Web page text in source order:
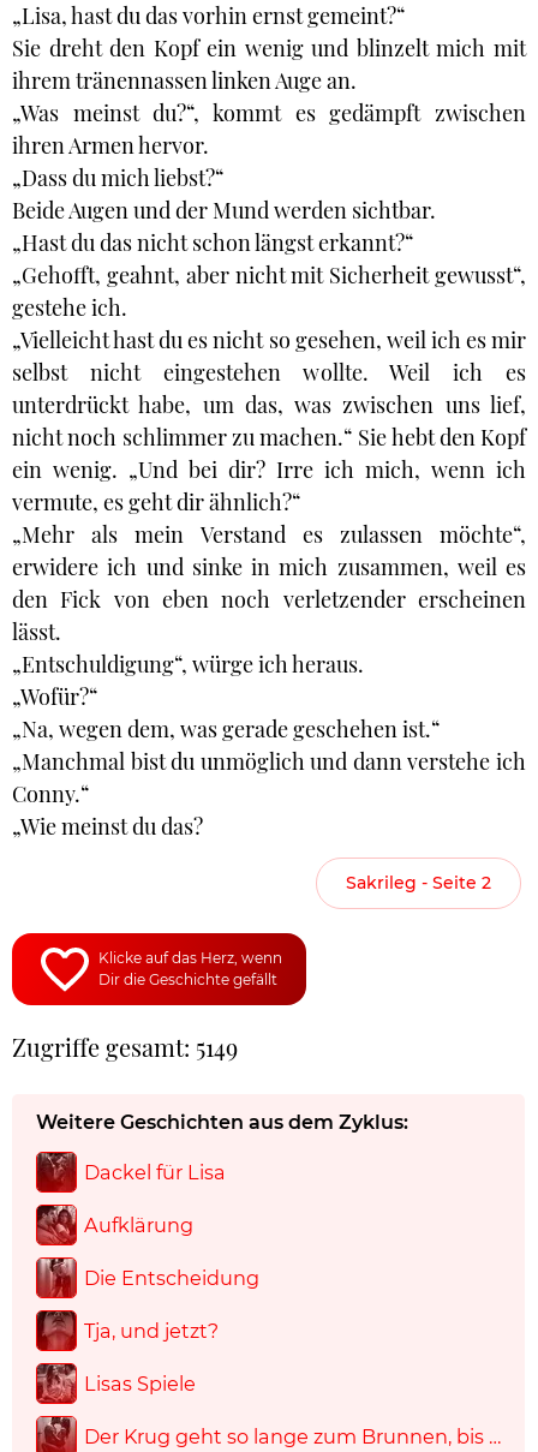
„Lisa, hast du das vorhin ernst gemeint?“
Sie dreht den Kopf ein wenig und blinzelt mich mit
ihrem tränennassen linken Auge an.
„Was meinst du?“, kommt es gedämpft zwischen
ihren Armen hervor.
„Dass du mich liebst?“
Beide Augen und der Mund werden sichtbar.
„Hast du das nicht schon längst erkannt?“
„Gehofft, geahnt, aber nicht mit Sicherheit gewusst“,
gestehe ich.
„Vielleicht hast du es nicht so gesehen, weil ich es mir
selbst nicht eingestehen wollte. Weil ich es
unterdrückt habe, um das, was zwischen uns lief,
nicht noch schlimmer zu machen.“ Sie hebt den Kopf
ein wenig. „Und bei dir? Irre ich mich, wenn ich
vermute, es geht dir ähnlich?“
„Mehr als mein Verstand es zulassen möchte“,
erwidere ich und sinke in mich zusammen, weil es
den Fick von eben noch verletzender erscheinen
lässt.
„Entschuldigung“, würge ich heraus.
„Wofür?“
„Na, wegen dem, was gerade geschehen ist.“
„Manchmal bist du unmöglich und dann verstehe ich
Conny.“
„Wie meinst du das?
Sakrileg - Seite 2
Klicke auf das Herz, wenn
Dir die Geschichte gefällt
Zugriffe gesamt: 5149
Weitere Geschichten aus dem Zyklus:
Dackel für Lisa
Aufklärung
Die Entscheidung
Tja, und jetzt?
Lisas Spiele
Der Krug geht so lange zum Brunnen, bis …